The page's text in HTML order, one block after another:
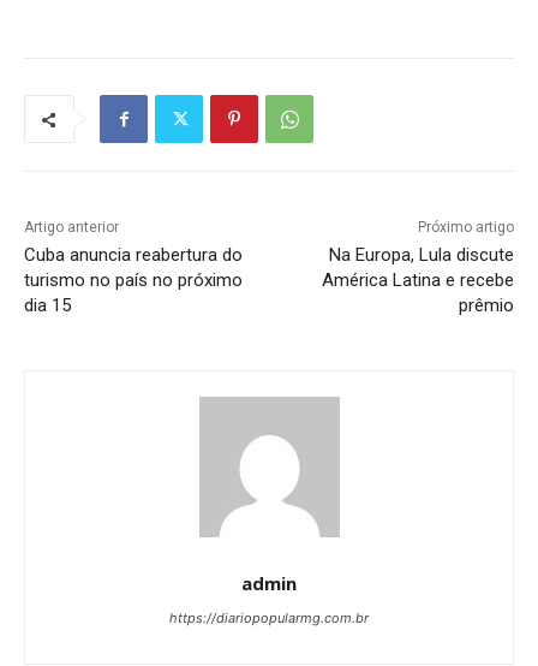
Artigo anterior
Cuba anuncia reabertura do
turismo no país no próximo
dia 15
Próximo artigo
Na Europa, Lula discute
América Latina e recebe
prêmio
admin
https://diariopopularmg.com.br